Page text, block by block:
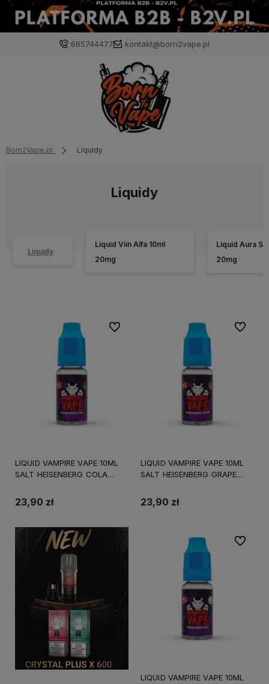
665744477 kontakt@born2vape.pl
Born2Vape.pl Liquidy
Liquidy
Liquidy
Liquid Viin Alfa 10ml
20mg
Liquid Aura
20mg
LIQUID VAMPIRE VAPE 10ML
SALT HEISENBERG COLA
23,90 zł
Do ulubionych
LIQUID VAMPIRE VAPE 10ML
SALT HEISENBERG GRAPE
23,90 zł
Do
LIQUID VAMPIRE VAPE 10ML
Do